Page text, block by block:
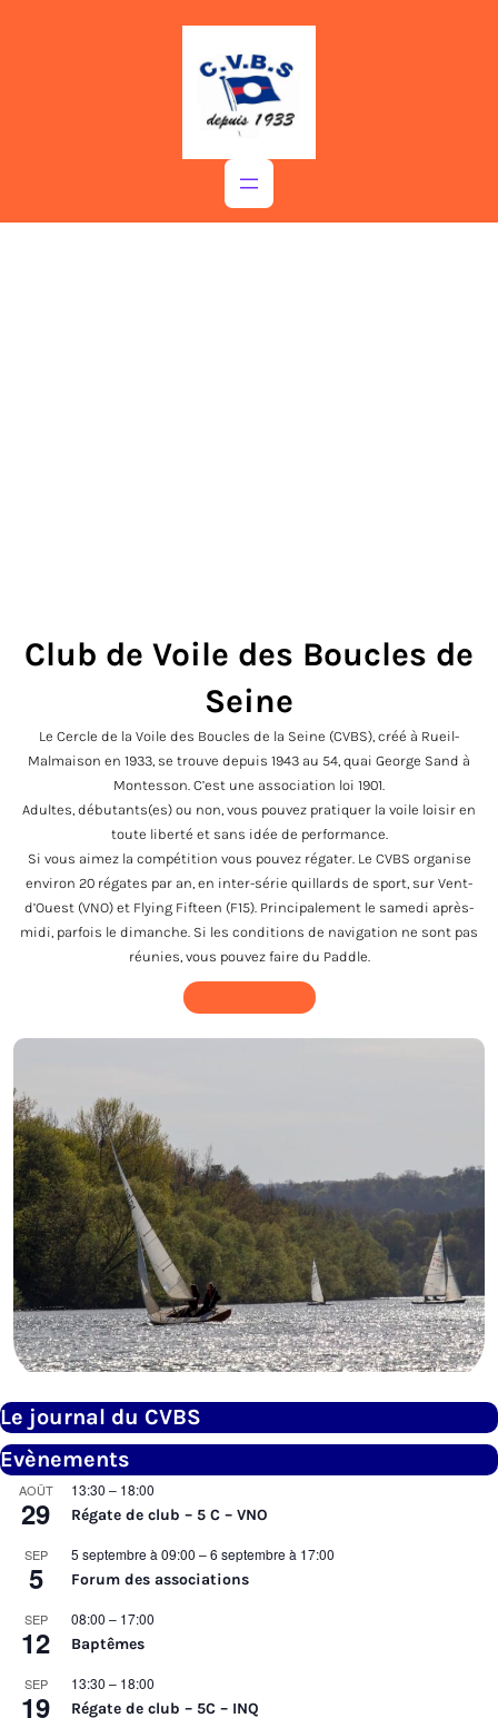
Club de Voile des Boucles de
Seine
Le Cercle de la Voile des Boucles de la Seine (CVBS), créé à Rueil-
Malmaison en 1933, se trouve depuis 1943 au 54, quai George Sand à
Montesson. C’est une association loi 1901.
Adultes, débutants(es) ou non, vous pouvez pratiquer la voile loisir en
toute liberté et sans idée de performance.
Si vous aimez la compétition vous pouvez régater. Le CVBS organise
environ 20 régates par an, en inter-série quillards de sport, sur Vent-
d’Ouest (VNO) et Flying Fifteen (F15). Principalement le samedi après-
midi, parfois le dimanche. Si les conditions de navigation ne sont pas
réunies, vous pouvez faire du Paddle.
Le journal du CVBS
Evènements
AOÛT
29
13:30 – 18:00
Régate de club – 5 C – VNO
SEP
5
5 septembre à 09:00 –6 septembre à 17:00
Forum des associations
SEP
12
08:00 – 17:00
Baptêmes
SEP
19
13:30 – 18:00
Régate de club – 5C – INQ